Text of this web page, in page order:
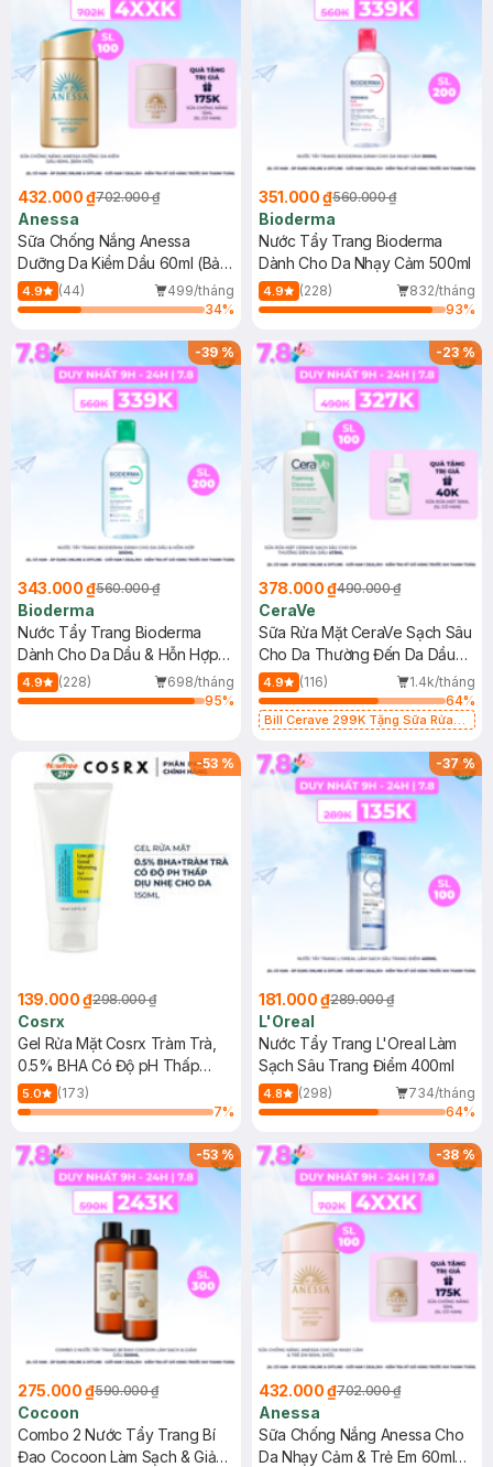
432.000 ₫702.000 ₫
Anessa
Sữa Chống Nắng Anessa
Dưỡng Da Kiềm Dầu 60ml (Bản
Mới)
4.9 (44)
499/tháng
34%
351.000 ₫560.000 ₫
Bioderma
Nước Tẩy Trang Bioderma
Dành Cho Da Nhạy Cảm 500ml
4.9 (228)
832/tháng
93%
-39%
343.000 ₫560.000 ₫
Bioderma
Nước Tẩy Trang Bioderma
Dành Cho Da Dầu & Hỗn Hợp
500ml
4.9 (228)
698/tháng
95%
-23%
378.000 ₫490.000 ₫
CeraVe
Sữa Rửa Mặt CeraVe Sạch Sâu
Cho Da Thường Đến Da Dầu
473ml
4.9 (116)
1.4k/tháng
64%
Bill Cerave 299K Tặng Sữa Rửa
-53 %
139.000 ₫298.000 ₫
Cosrx
Gel Rửa Mặt Cosrx Tràm Trà,
0.5% BHA Có Độ pH Thấp
150ml
5.0
(173)
7%
-37%
181.000 ₫289.000 ₫
L'Oreal
Nước Tẩy Trang L'Oreal Làm
Sạch Sâu Trang Điểm 400ml
4.8 (298)
734/tháng
64%
-53%
275.000 ₫590.000 ₫
Cocoon
Combo 2 Nước Tẩy Trang Bí
Đao Cocoon Làm Sạch & Giảm
-38%
432.000 ₫702.000 ₫
Anessa
Sữa Chống Nắng Anessa Cho
Da Nhạy Cảm & Trẻ Em 60ml